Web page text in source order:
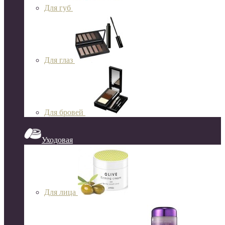
Для губ
Для глаз
Для бровей
Уходовая
Для лица